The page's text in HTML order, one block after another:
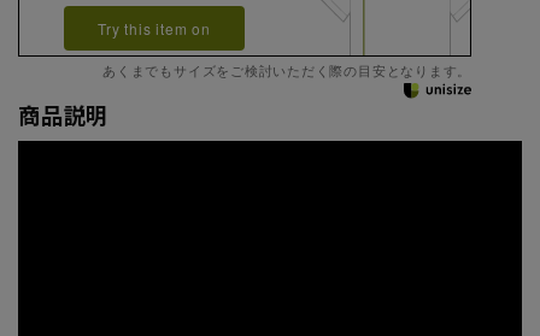
Try this item on
あくまでもサイズをご検討いただく際の目安となります。
商品説明